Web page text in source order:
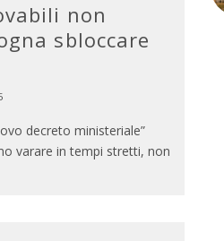
non
sbloccare
decreto ministeriale”
varare in tempi stretti, non